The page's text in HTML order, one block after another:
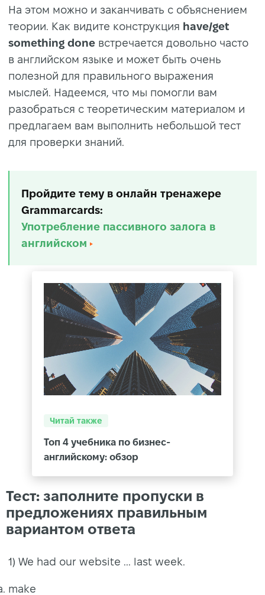
На этом можно и заканчивать с объяснением
теории. Как видите конструкция have/get
something done встречается довольно часто
в английском языке и может быть очень
полезной для правильного выражения
мыслей. Надеемся, что мы помогли вам
разобраться с теоретическим материалом и
предлагаем вам выполнить небольшой тест
для проверки знаний.
Пройдите тему в онлайн тренажере
Grammarcards:
Употребление пассивного залога в
английском
Читай также
Топ 4 учебника по бизнес-
английскому: обзор
Тест: заполните пропуски в
предложениях правильным
вариантом ответа
1) We had our website ... last week.
make